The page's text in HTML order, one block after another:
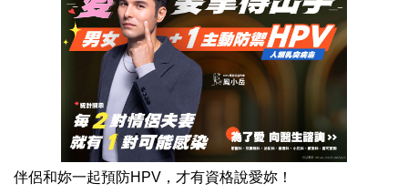
伴侶和妳一起預防HPV，才有資格說愛妳！